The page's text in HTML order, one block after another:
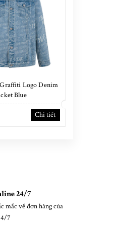
Logo Denim
Blue
Chi tiết
24/7
mắc về đơn hàng của
7